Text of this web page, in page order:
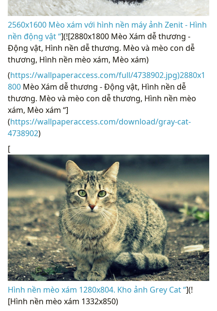
2560x1600 Mèo xám với hình nền máy ảnh Zenit - Hình
nền động vật “](![2880x1800 Mèo Xám dễ thương -
Động vật, Hình nền dễ thương. Mèo và mèo con dễ
thương, Hình nền mèo xám, Mèo xám)
(https://wallpaperaccess.com/full/4738902.jpg)2880x1
800 Mèo Xám dễ thương - Động vật, Hình nền dễ
thương. Mèo và mèo con dễ thương, Hình nền mèo
xám, Mèo xám “]
(https://wallpaperaccess.com/download/gray-cat-
4738902)
[
Hình nền mèo xám 1280x804. Kho ảnh Grey Cat “](!
[Hình nền mèo xám 1332x850)